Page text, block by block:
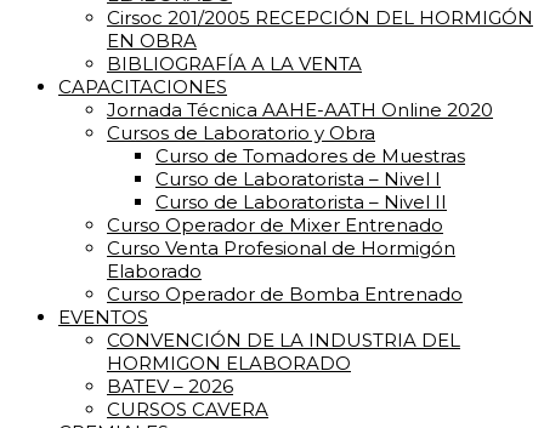
Cirsoc 201/2005 RECEPCIÓN DEL HORMIGÓN
EN OBRA
BIBLIOGRAFÍA A LA VENTA
CAPACITACIONES
Jornada Técnica AAHE-AATH Online 2020
Cursos de Laboratorio y Obra
Curso de Tomadores de Muestras
Curso de Laboratorista – Nivel I
Curso de Laboratorista – Nivel II
Curso Operador de Mixer Entrenado
Curso Venta Profesional de Hormigón
Elaborado
Curso Operador de Bomba Entrenado
EVENTOS
CONVENCIÓN DE LA INDUSTRIA DEL
HORMIGON ELABORADO
BATEV – 2026
CURSOS CAVERA